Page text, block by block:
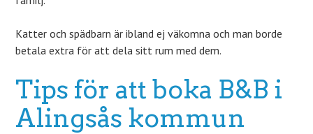
Katter och spädbarn är ibland ej väkomna och man borde
betala extra för att dela sitt rum med dem.
Tips för att boka B&B i
Alingsås kommun